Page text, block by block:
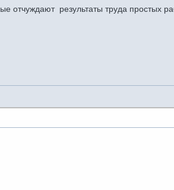
отчуждают результаты труда простых